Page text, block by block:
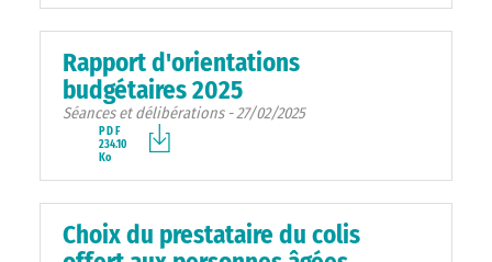
Rapport d'orientations
budgétaires 2025
Séances et délibérations - 27/02/2025
PDF
234.10
Ko
Choix du prestataire du colis